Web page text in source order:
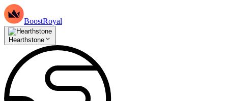
BoostRoyal
Hearthstone